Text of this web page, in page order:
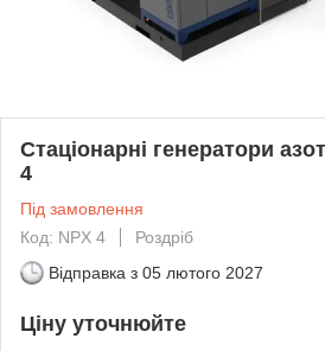
Стаціонарні генератори
4
Під замовлення
Код: NPX 4
Роздріб
Відправка з 05 лютого 2027
Ціну уточнюйте